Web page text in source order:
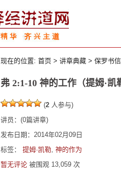
现在的位置: 首页 > 讲章典藏 > 保罗书信
弗 2:1-10 神的工作（提姆·凯
(2 人参与)
讲员： (0篇讲章)
发布日期：2014年02月09日
标签： 提姆·凯勒, 神的作为
暂无评论 被围观 13,059 次